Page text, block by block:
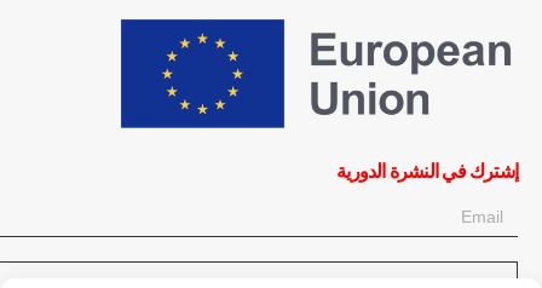
إشترك في النشرة الدورية